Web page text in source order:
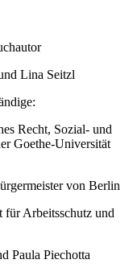
Lina Seitzl
Recht, Sozial- und
Goethe-Universität
von Berlin
für Arbeitsschutz und
Paula Piechotta